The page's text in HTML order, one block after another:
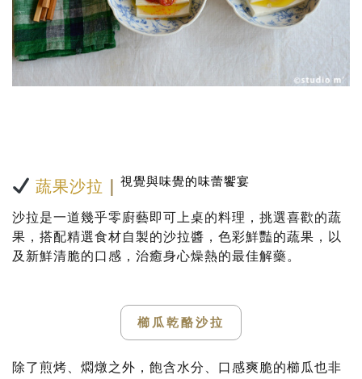
蔬果沙拉 ｜ 視覺與味覺的味蕾饗宴
沙拉是一道幾乎零廚藝即可上桌的料理，挑選喜歡的蔬
果，搭配精選食材自製的沙拉醬，色彩鮮豔的蔬果，以
及新鮮清脆的口感，治癒身心燥熱的最佳解藥。
櫛瓜乾酪沙拉
除了煎烤、燜燉之外，飽含水分、口感爽脆的櫛瓜也非